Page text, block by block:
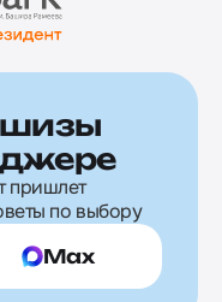
пришлет
по выбору
Max